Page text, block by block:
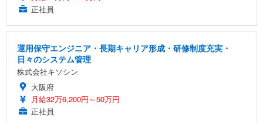
正社員
運用保守エンジニア・長期キャリア形成・研修制度充実・
日々のシステム管理
株式会社キソシン
大阪府
月給32万6,200円～50万円
正社員